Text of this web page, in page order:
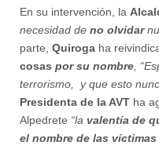
En su intervención, la
necesidad de no olvidar
parte, Quiroga ha
cosas por su nombre ,
terrorismo,
y que esto
Presidenta de la AVT ha
Alpedrete “la valentía de
el nombre de las